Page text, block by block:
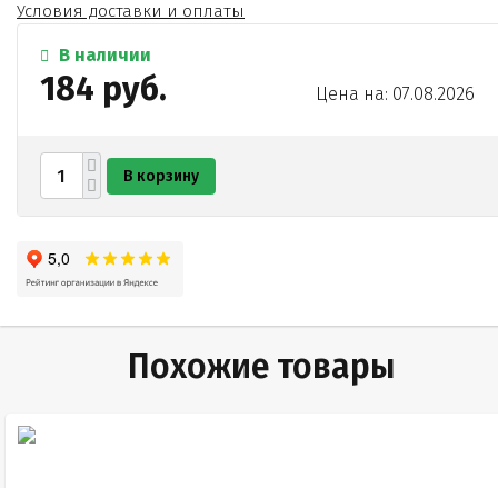
Условия доставки и оплаты
В наличии
184 руб. Цена на: 07.08.2026
В корзину
Похожие товары